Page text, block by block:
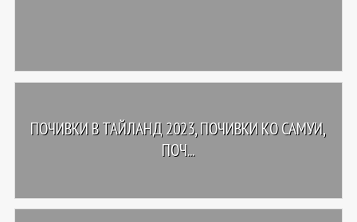
ПОЧИВКИ В ТАЙЛАНД 2023, ПОЧИВКИ КО САМУИ,
ПОЧ...